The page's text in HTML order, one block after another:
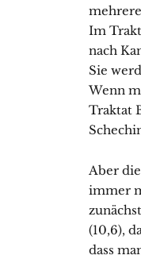
Im
nach
Sie
Wenn
Traktat
Aber
immer
(10,6),
dass